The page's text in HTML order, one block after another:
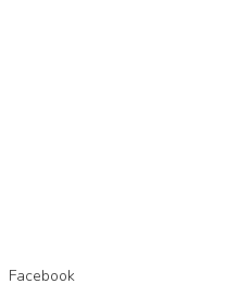
Facebook